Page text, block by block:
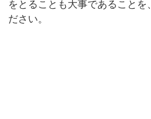
をとることも大事であることを
ださい。